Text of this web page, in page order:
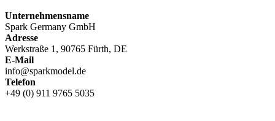
Unternehmensname
Spark Germany GmbH
Adresse
Werkstraße 1, 90765 Fürth, DE
E-Mail
info@sparkmodel.de
Telefon
+49 (0) 911 9765 5035